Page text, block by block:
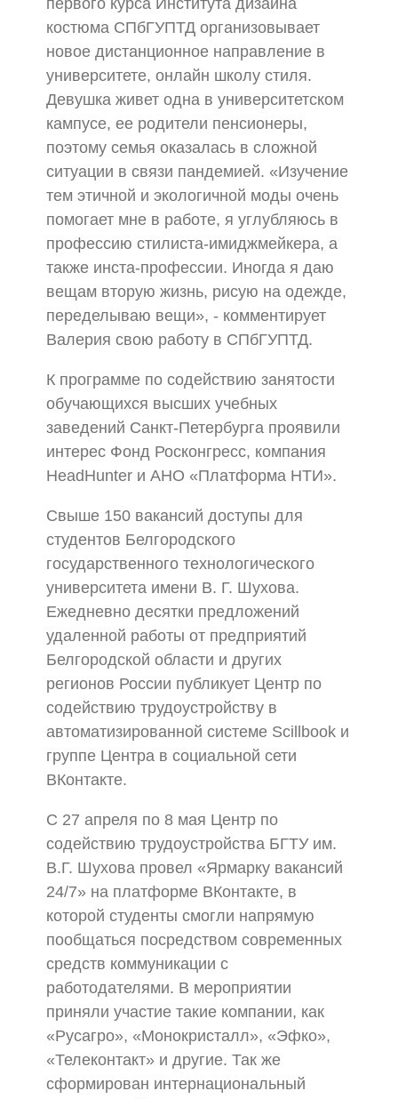
первого курса Института дизайна
костюма СПбГУПТД организовывает
новое дистанционное направление в
университете, онлайн школу стиля.
Девушка живет одна в университетском
кампусе, ее родители пенсионеры,
поэтому семья оказалась в сложной
ситуации в связи пандемией. «Изучение
тем этичной и экологичной моды очень
помогает мне в работе, я углубляюсь в
профессию стилиста-имиджмейкера, а
также инста-профессии. Иногда я даю
вещам вторую жизнь, рисую на одежде,
переделываю вещи», - комментирует
Валерия свою работу в СПбГУПТД.
К программе по содействию занятости
обучающихся высших учебных
заведений Санкт-Петербурга проявили
интерес Фонд Росконгресс, компания
HeadHunter и АНО «Платформа НТИ».
Свыше 150 вакансий доступы для
студентов Белгородского
государственного технологического
университета имени В. Г. Шухова.
Ежедневно десятки предложений
удаленной работы от предприятий
Белгородской области и других
регионов России публикует Центр по
содействию трудоустройству в
автоматизированной системе Scillbook и
группе Центра в социальной сети
ВКонтакте.
С 27 апреля по 8 мая Центр по
содействию трудоустройства БГТУ им.
В.Г. Шухова провел «Ярмарку вакансий
24/7» на платформе ВКонтакте, в
которой студенты смогли напрямую
пообщаться посредством современных
средств коммуникации с
работодателями. В мероприятии
приняли участие такие компании, как
«Русагро», «Монокристалл», «Эфко»,
«Телеконтакт» и другие. Так же
сформирован интернациональный